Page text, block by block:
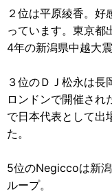
２位は平原綾香。好
っています。東京
4年の新潟県中越大
３位のＤＪ松永は長
ロンドンで開催され
で日本代表として出
た。
5位のNegiccoは新
ループ。